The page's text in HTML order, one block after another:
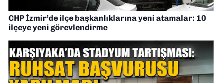
CHP İzmir’de ilçe başkanlıklarına yeni atamalar: 10
ilçeye yeni görevlendirme